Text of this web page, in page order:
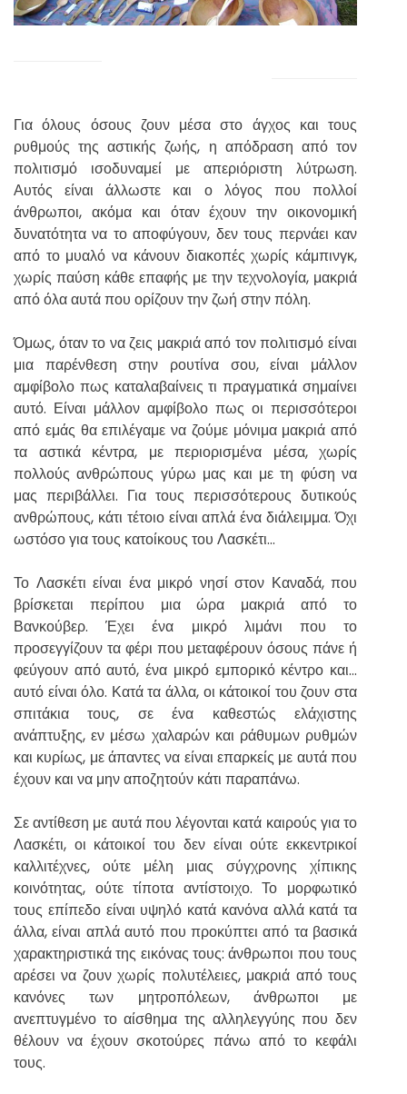
Για όλους όσους ζουν μέσα στο άγχος και τους
ρυθμούς της αστικής ζωής, η απόδραση από τον
πολιτισμό ισοδυναμεί με απεριόριστη λύτρωση.
Αυτός είναι άλλωστε και ο λόγος που πολλοί
άνθρωποι, ακόμα και όταν έχουν την οικονομική
δυνατότητα να το αποφύγουν, δεν τους περνάει καν
από το μυαλό να κάνουν διακοπές χωρίς κάμπινγκ,
χωρίς παύση κάθε επαφής με την τεχνολογία, μακριά
από όλα αυτά που ορίζουν την ζωή στην πόλη.
Όμως, όταν το να ζεις μακριά από τον πολιτισμό είναι
μια παρένθεση στην ρουτίνα σου, είναι μάλλον
αμφίβολο πως καταλαβαίνεις τι πραγματικά σημαίνει
αυτό. Είναι μάλλον αμφίβολο πως οι περισσότεροι
από εμάς θα επιλέγαμε να ζούμε μόνιμα μακριά από
τα αστικά κέντρα, με περιορισμένα μέσα, χωρίς
πολλούς ανθρώπους γύρω μας και με τη φύση να
μας περιβάλλει. Για τους περισσότερους δυτικούς
ανθρώπους, κάτι τέτοιο είναι απλά ένα διάλειμμα. Όχι
ωστόσο για τους κατοίκους του Λασκέτι…
Το Λασκέτι είναι ένα μικρό νησί στον Καναδά, που
βρίσκεται περίπου μια ώρα μακριά από το
Βανκούβερ. Έχει ένα μικρό λιμάνι που το
προσεγγίζουν τα φέρι που μεταφέρουν όσους πάνε ή
φεύγουν από αυτό, ένα μικρό εμπορικό κέντρο και…
αυτό είναι όλο. Κατά τα άλλα, οι κάτοικοί του ζουν στα
σπιτάκια τους, σε ένα καθεστώς ελάχιστης
ανάπτυξης, εν μέσω χαλαρών και ράθυμων ρυθμών
και κυρίως, με άπαντες να είναι επαρκείς με αυτά που
έχουν και να μην αποζητούν κάτι παραπάνω.
Σε αντίθεση με αυτά που λέγονται κατά καιρούς για το
Λασκέτι, οι κάτοικοί του δεν είναι ούτε εκκεντρικοί
καλλιτέχνες, ούτε μέλη μιας σύγχρονης χίπικης
κοινότητας, ούτε τίποτα αντίστοιχο. Το μορφωτικό
τους επίπεδο είναι υψηλό κατά κανόνα αλλά κατά τα
άλλα, είναι απλά αυτό που προκύπτει από τα βασικά
χαρακτηριστικά της εικόνας τους: άνθρωποι που τους
αρέσει να ζουν χωρίς πολυτέλειες, μακριά από τους
κανόνες των μητροπόλεων, άνθρωποι με
ανεπτυγμένο το αίσθημα της αλληλεγγύης που δεν
θέλουν να έχουν σκοτούρες πάνω από το κεφάλι
τους.